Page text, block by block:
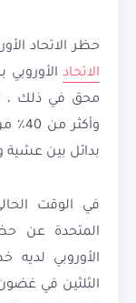
حظر الاتحاد
الاتحاد
بدائل بين
في الوقت
المتحدة عن
الأوروبي
الثلثين في